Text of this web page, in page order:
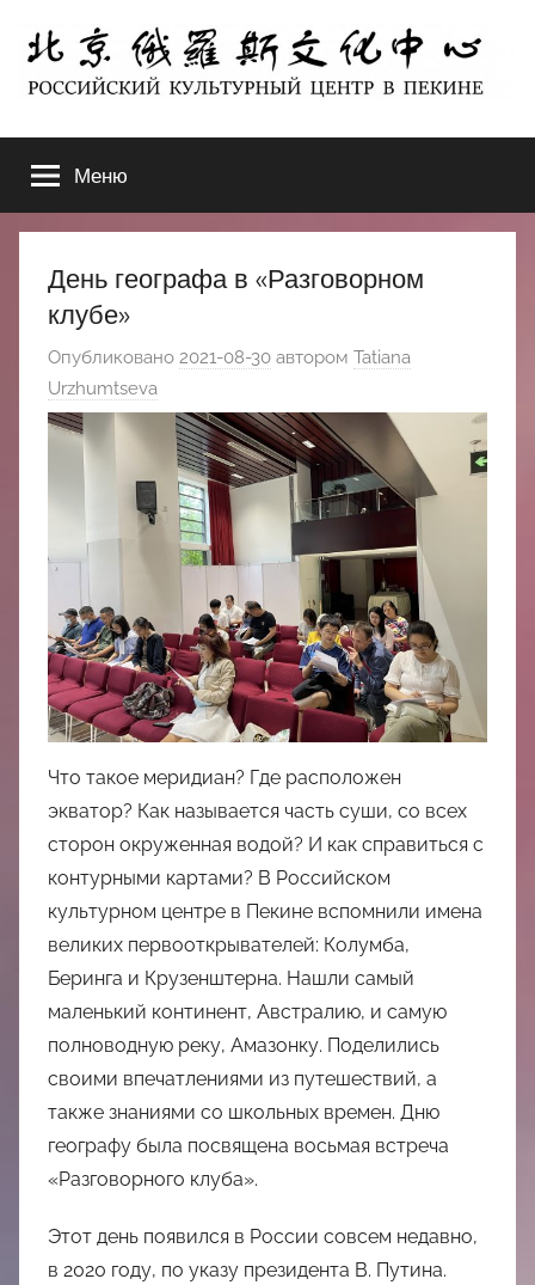
содержимому
北
京
俄
罗
斯
文
化
中
心
ЦЕНТР
В
ПЕКИНЕ
Меню
День географа в «Разговорном
клубе»
Опубликовано 2021-08-30 автором Tatiana
Urzhumtseva
Что такое меридиан? Где расположен
экватор? Как называется часть суши, со всех
сторон окруженная водой? И как справиться с
контурными картами? В Российском
культурном центре в Пекине вспомнили имена
великих первооткрывателей: Колумба,
Беринга и Крузенштерна. Нашли самый
маленький континент, Австралию, и самую
полноводную реку, Амазонку. Поделились
своими впечатлениями из путешествий, а
также знаниями со школьных времен. Дню
географу была посвящена восьмая встреча
«Разговорного клуба».
Этот день появился в России совсем недавно,
в 2020 году, по указу президента В. Путина.